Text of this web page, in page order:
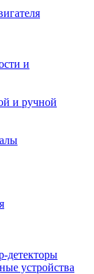
и
и ручной
детекторы
устройства